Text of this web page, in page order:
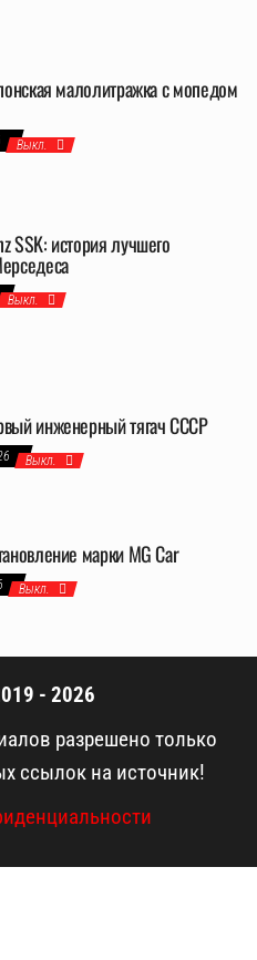
малолитражка с мопедом
Выкл.
SSK: история лучшего
Выкл.
инженерный тягач СССР
Выкл.
марки MG Car
Выкл.
- 2026
разрешено только
ссылок на источник!